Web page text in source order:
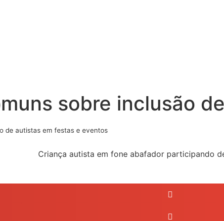
sobre inclusão
de autistas em festas e eventos